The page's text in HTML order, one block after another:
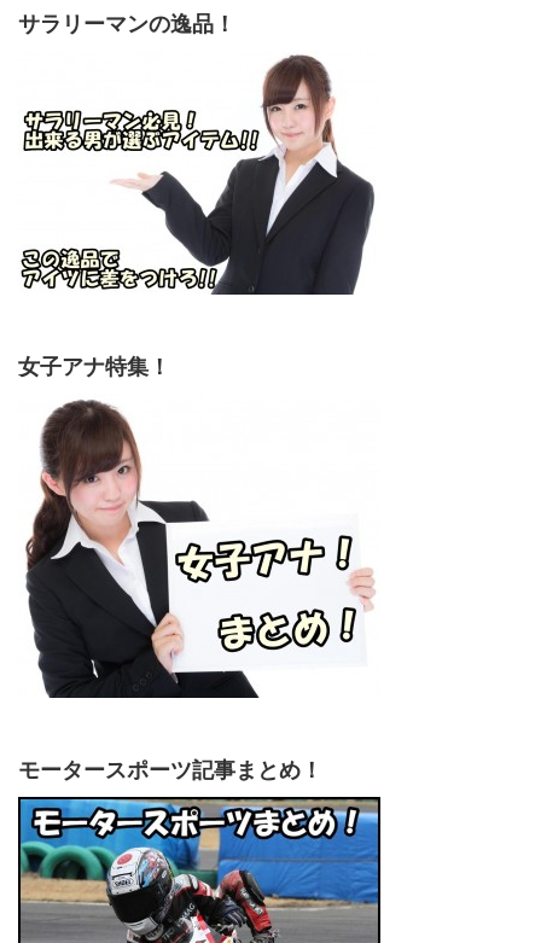
サラリーマンの逸品！
女子アナ特集！
モータースポーツ記事まとめ！